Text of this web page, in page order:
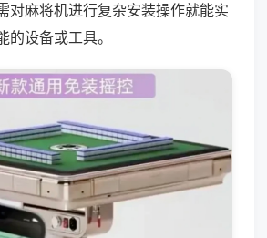
对麻将机进行复杂安装操作就能实
设备或工具。